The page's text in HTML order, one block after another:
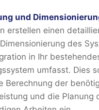
und
erstellen einen
des
in Ihr
umfasst. Dies
Berechnung der
und die Planung